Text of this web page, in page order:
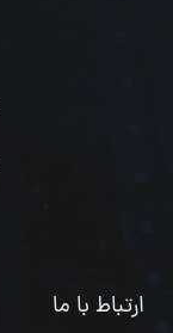
ارتباط با ما